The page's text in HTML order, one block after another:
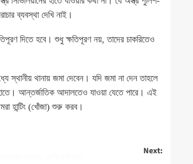
ব্যবস্থা দেখি নাই।
দিতে হবে। শুধু ক্ষতিপূরণ নয়, তাদের চাকরিতেও
স্থানীয় থানায় জমা দেবেন। যদি জমা না দেন তাহলে
আন্তর্জাতিক আদালতেও যাওয়া যেতে পারে। এই
হান্টিং (খোঁজা) শুরু করব।
Next: